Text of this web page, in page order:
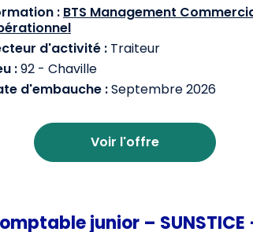
: BTS Management
d'activité : Traiteur
:92 - Chaville
d'embauche :Septembre 2026
Voir l'offre
junior – SUNSTICE